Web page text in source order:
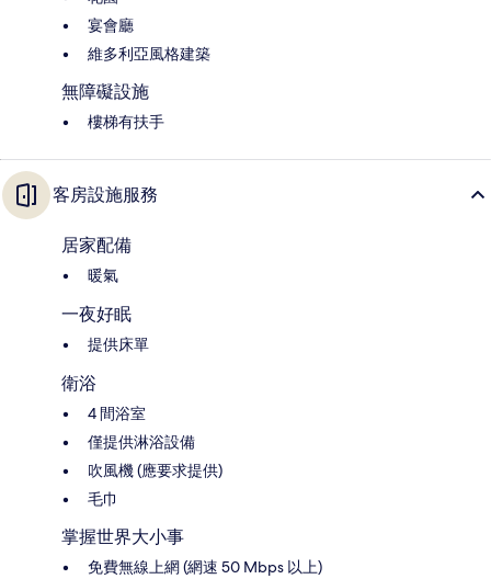
宴會廳
維多利亞風格建築
無障礙設施
樓梯有扶手
客房設施服務
居家配備
暖氣
一夜好眠
提供床單
衛浴
4 間浴室
僅提供淋浴設備
吹風機 (應要求提供)
毛巾
掌握世界大小事
免費無線上網 (網速 50 Mbps 以上)